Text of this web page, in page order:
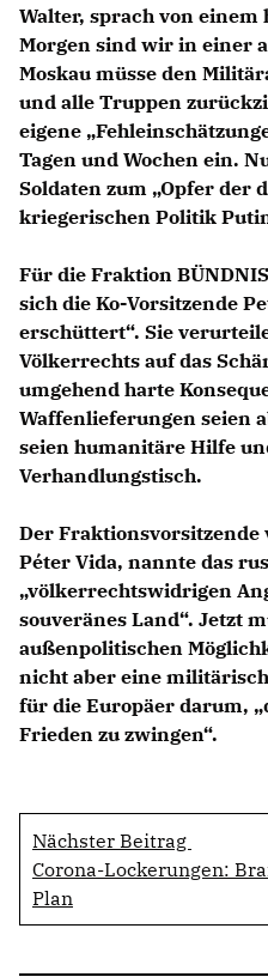
Walter, sprach von einem
Morgen sind wir in einer
Moskau müsse den
und alle Truppen
eigene
Tagen und Wochen ein.
Soldaten zum „Opfer der
kriegerischen Politik
Für die Fraktion
sich die Ko-Vorsitzende
erschüttert“. Sie
Völkerrechts auf das
umgehend harte
Waffenlieferungen seien
seien humanitäre Hilfe
Verhandlungstisch.
Der Fraktionsvorsitzende
Péter Vida, nannte das
völkerrechtswidrigen
souveränes Land“. Jetzt
außenpolitischen
nicht aber eine
für die Europäer darum,
Frieden zu zwingen“.
Nächster Beitrag
Corona-Lockerungen:
Plan